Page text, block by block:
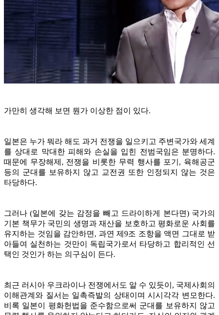
가만히 생각해 보면 뭔가 이상한 점이 있다.
일본은 누가 뭐라 해도 과거 전쟁을 일으키고 주변국가와 세계
를 상대로 막대한 피해와 손실을 입힌 전범국임은 분명하다.
때문에 무장해제, 전쟁을 비롯한 무력 행사를 포기, 육해공군
등의 군대를 보유하지 않고 교전권 또한 인정되지 않는 것은
타당하다.
그러나 (일본에 갖는 감정을 빼고 드라이하게 본다면) 국가의
기본 책무가 국민의 생명과 재산을 보호하고 평화로운 사회를
유지하는 것임을 감안하면, 과연 제9조 조항을 액면 그대로 받
아들여 실천하는 것만이 독립국가로서 타당하고 합리적인 선
택인 것인가 하는 의구심이 든다.
최근 러시아 우크라이나 전쟁에서도 알 수 있듯이, 국제사회의
이해관계와 질서는 일촉즉발의 상태이며 시시각각 변모한다.
비록 일본이 평화헌법을 준수함으로써 군대를 보유하지 않고